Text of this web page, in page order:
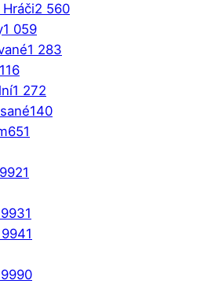
2 560
1 059
1 283
116
1 272
140
651
1
1
1
0